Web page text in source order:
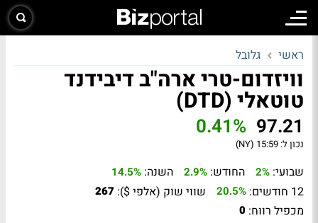
ראשי גלובל
וויזדום-טרי ארה"ב דיבידנד
טוטאלי (DTD)
97.21
0.41%
נכון ל: 15:59 (NY)
שבועי: 2% החודש: 2.9% השנה: 14.5%
12 חודשים: 20.5% שווי שוק (אלפי $): 267
מכפיל רווח: 0